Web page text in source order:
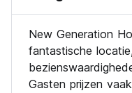
$UPER BED –
handdoek + 1 grote
traditioneel Italiaans
cappuccino of warme
Kies het $UPER BED
New Generation
fantastische
Gasten prijzen